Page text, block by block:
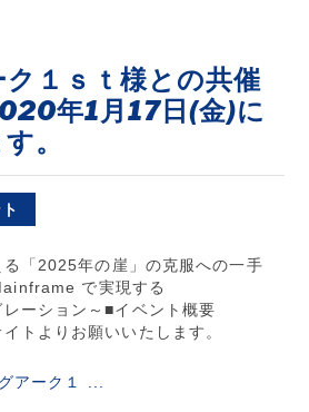
１ｓｔ様との共催
年1月17日(金)に
。
「2025年の崖」の克服への一手
で実現する
ーション～■イベント概要
トよりお願いいたします。
アーク１ ...